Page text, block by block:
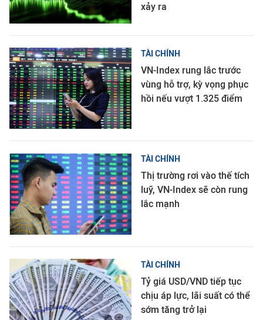
xảy ra
TÀI CHÍNH
VN-Index rung lắc trước
vùng hỗ trợ, kỳ vọng phục
hồi nếu vượt 1.325 điểm
TÀI CHÍNH
Thị trường rơi vào thế tích
luỹ, VN-Index sẽ còn rung
lắc mạnh
TÀI CHÍNH
Tỷ giá USD/VND tiếp tục
chịu áp lực, lãi suất có thể
sớm tăng trở lại